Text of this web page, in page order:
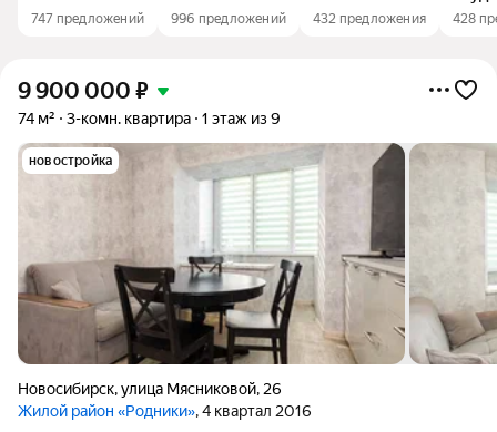
747 предложений 996 предложений 432 предложения 428
9 900 000 ₽
74 м² 3-комн. квартира 1 этаж из 9
новостройка
Новосибирск,улица Мясниковой, 26
Жилой район «Родники», 4 квартал 2016